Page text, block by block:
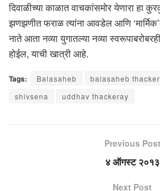
दिवाळीच्या काळात वाचकांसमोर येणारा हा
झणझणीत फराळ त्यांना आवडेल आणि
नाते आता नव्या युगातल्या नव्या
होईल, याची खात्री आहे.
Tags: Balasaheb balasaheb
shivsena
uddhav thackeray
Previous Post
४ ऑगस्ट २०१३
Next Post